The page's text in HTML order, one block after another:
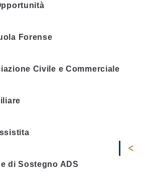
Forense
Civile e Commerciale
di Sostegno ADS